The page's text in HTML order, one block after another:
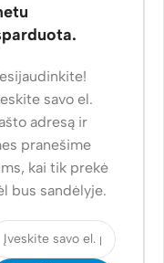
savo el.
adresą ir
pranešime
kai tik prekė
bus sandėlyje.